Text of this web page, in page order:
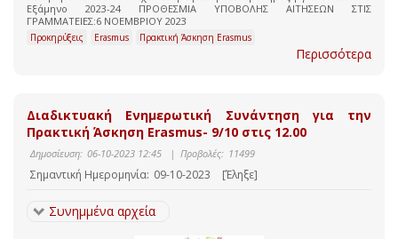
Εξάμηνο 2023-24 ΠΡΟΘΕΣΜΙΑ ΥΠΟΒΟΛΗΣ ΑΙΤΗΣΕΩΝ ΣΤΙΣ
ΓΡΑΜΜΑΤΕΙΕΣ:6 ΝΟΕΜΒΡΙΟΥ 2023
Προκηρύξεις Erasmus Πρακτική Άσκηση Erasmus
Περισσότερα
Διαδικτυακή Ενημερωτική Συνάντηση για την
Πρακτική Άσκηση Erasmus- 9/10 στις 12.00
Δημοσίευση: 06-10-2023 12:45 | Προβολές: 11499
Σημαντική Ημερομηνία: 09-10-2023 [Έληξε]
Συνημμένα αρχεία